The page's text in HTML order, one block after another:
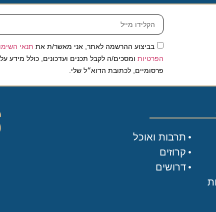
בביצוע ההרשמה לאתר, אני מאשר/ת אתתנאי השימוש
הפרטיותומסכים/ה לקבל תכנים ועדכונים, כולל מידע על
פרסומיים, לכתובת הדוא״ל שלי.
תרבות ואוכל
קרוזים
דרושים